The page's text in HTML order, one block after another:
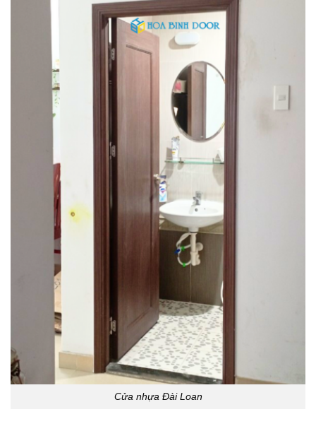
Cửa nhựa Đài Loan